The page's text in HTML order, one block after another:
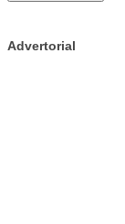
Advertorial